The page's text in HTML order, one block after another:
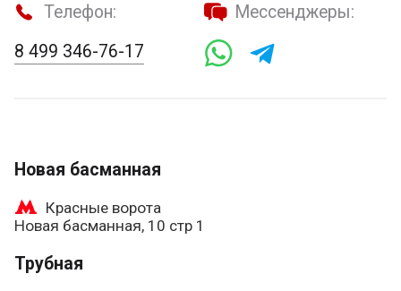
Телефон:
8 499 346-76-17
Мессенджеры:
Новая басманная
Красные ворота
Новая басманная, 10 стр 1
Трубная